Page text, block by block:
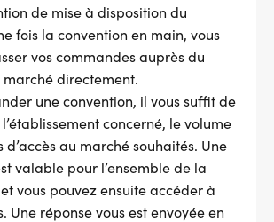
de mise à disposition du
fois la convention en main, vous
vos commandes auprès du
directement.
une convention, il vous suffit de
concerné, le volume
d’accès au marché souhaités. Une
valable pour l’ensemble de la
vous pouvez ensuite accéder à
Une réponse vous est envoyée en